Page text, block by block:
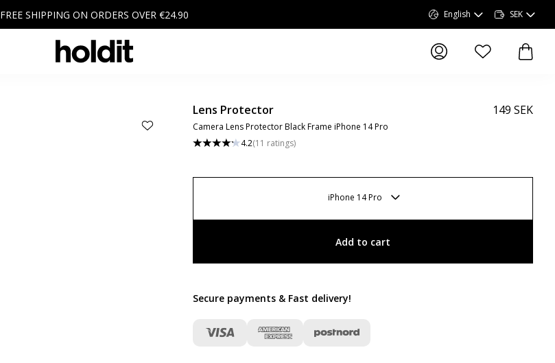
FREE SHIPPING ON ORDERS OVER €24.90 English SEK
items in wishlist,
Lens Protector
Camera Lens Protector Black Frame iPhone 14 Pro
4.2(11 ratings)
149 SEK
iPhone 14 Pro
Add to cart
Secure payments & Fast delivery!